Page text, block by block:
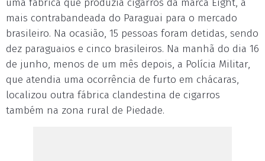
uma fábrica que produzia cigarros da marca Eight, a
mais contrabandeada do Paraguai para o mercado
brasileiro. Na ocasião, 15 pessoas foram detidas, sendo
dez paraguaios e cinco brasileiros. Na manhã do dia 16
de junho, menos de um mês depois, a Polícia Militar,
que atendia uma ocorrência de furto em chácaras,
localizou outra fábrica clandestina de cigarros
também na zona rural de Piedade.